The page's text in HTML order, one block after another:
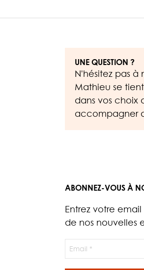
UNE QUESTION ?
N'hésitez pas à
Mathieu se
dans vos choix
accompagner
ABONNEZ-VOUS À
Entrez votre
de nos nouvelles